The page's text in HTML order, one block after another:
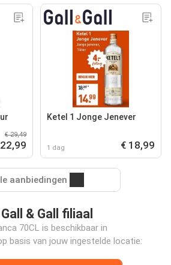
€ 29,49
Ketel 1 Jonge Jenever
1 dag € 18,99
aanbiedingen
& Gall filiaal
70CL is beschikbaar in
basis van jouw ingestelde locatie: